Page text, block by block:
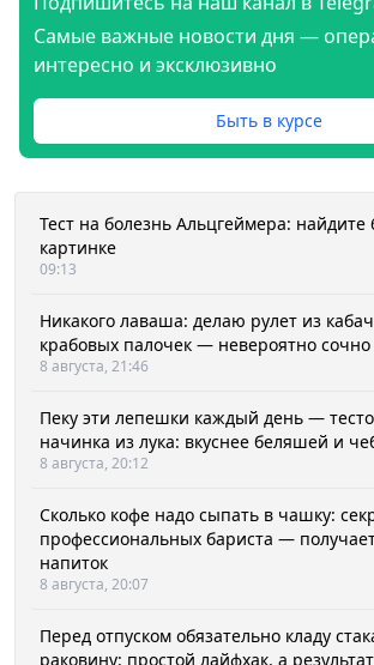
Самые важные новости дня —
интересно и эксклюзивно
Быть в курсе
Тест на болезнь Альцгеймера: найдите
картинке
09:13
Никакого лаваша: делаю рулет из
крабовых палочек — невероятно сочно
8 августа, 21:46
Пеку эти лепешки каждый день —
начинка из лука: вкуснее беляшей и
8 августа, 20:12
Сколько кофе надо сыпать в чашку:
профессиональных бариста —
напиток
8 августа, 20:07
Перед отпуском обязательно кладу
раковину: простой лайфхак, а